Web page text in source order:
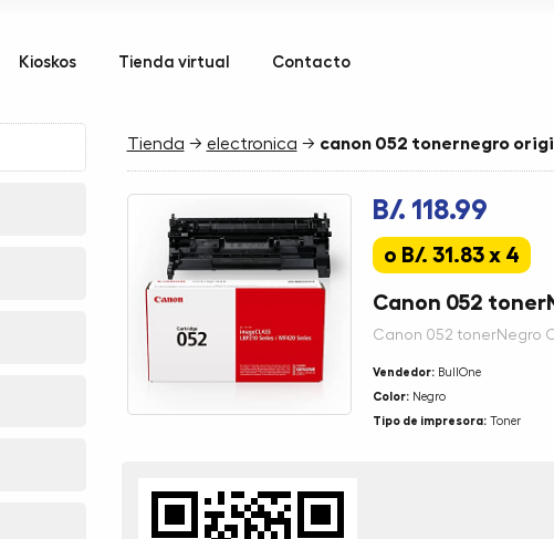
Kioskos Tienda virtual Contacto
Tienda → electronica → canon 052 tonernegro
B/. 118.99
o B/. 31.83 x 4
Canon 052
Canon 052 tonerNegro
Vendedor:BullOne
Color:Negro
Tipo de impresora:Toner